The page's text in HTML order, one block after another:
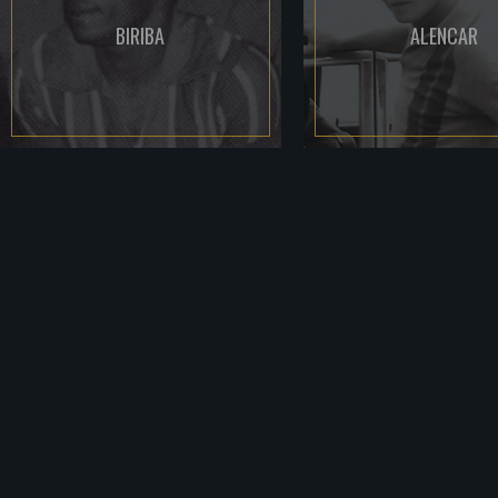
BIRIBA ALENCAR